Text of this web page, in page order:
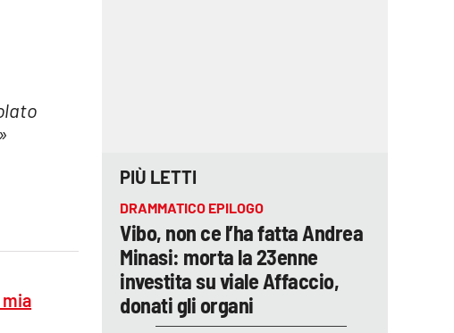
PIÙ LETTI
DRAMMATICO EPILOGO
Vibo, non ce l’ha fatta Andrea
Minasi: morta la 23enne
investita su viale Affaccio,
donati gli organi